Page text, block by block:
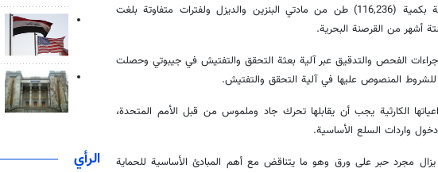
محملة بمادة المازوت وأربع سفن محملة بكمية (116,236) طن من مادتي البنزين والديزل ولفترات متفاوتة بلغت
أشهر من القرصنة البحرية.
الفحص والتدقيق عبر آلية بعثة التحقق والتفتيش في جيبوتي وحصلت
المنصوص عليها في آلية التحقق والتفتيش.
الكارثية يجب أن يقابلها تحرك جاد وملموس من قبل الأمم المتحدة،
واردات السلع الأساسية.
يزال مجرد حبر على ورق وهو ما يتناقض مع أهم المبادئ الأساسية للحماية
الرأي